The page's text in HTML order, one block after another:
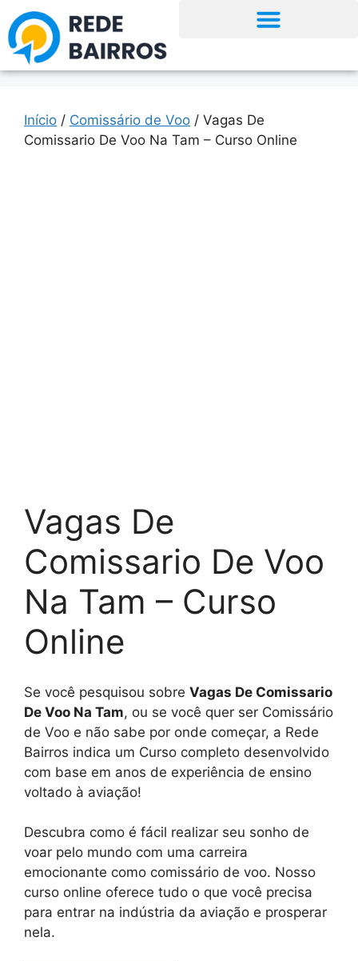
Início / Comissário de Voo / Vagas De
Comissario De Voo Na Tam – Curso Online
Vagas De
Comissario De Voo
Na Tam – Curso
Online
Se você pesquisou sobre Vagas De Comissario
De Voo Na Tam, ou se você quer ser Comissário
de Voo e não sabe por onde começar, a Rede
Bairros indica um Curso completo desenvolvido
com base em anos de experiência de ensino
voltado à aviação!
Descubra como é fácil realizar seu sonho de
voar pelo mundo com uma carreira
emocionante como comissário de voo. Nosso
curso online oferece tudo o que você precisa
para entrar na indústria da aviação e prosperar
nela.